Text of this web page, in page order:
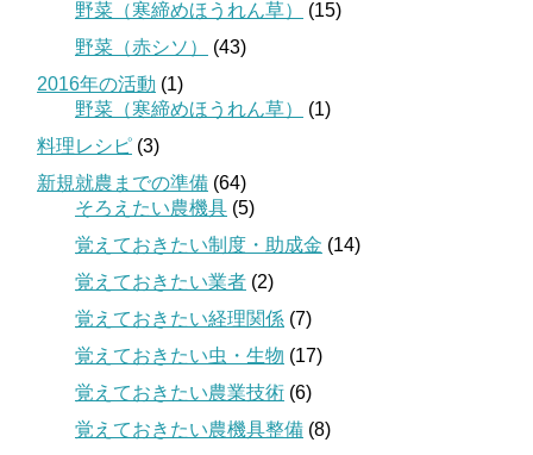
野菜（寒締めほうれん草）
(15)
野菜（赤シソ）
(43)
2016年の活動 (1)
野菜（寒締めほうれん草）
(1)
料理レシピ (3)
新規就農までの準備 (64)
そろえたい農機具 (5)
覚えておきたい制度・助成金 (14)
覚えておきたい業者 (2)
覚えておきたい経理関係 (7)
覚えておきたい虫・生物 (17)
覚えておきたい農業技術 (6)
覚えておきたい農機具整備 (8)